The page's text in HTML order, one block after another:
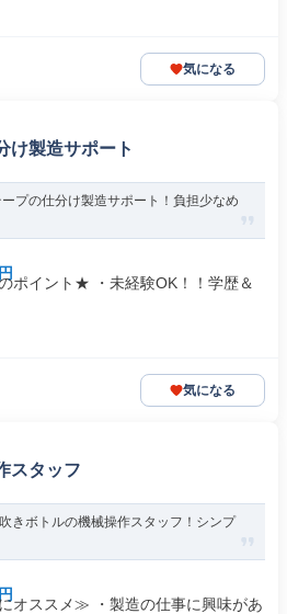
気になる
け製造サポート
ープの仕分け製造サポート！負担少なめ
ポイント★ ・未経験OK！！学歴＆
気になる
スタッフ
きボトルの機械操作スタッフ！シンプ
オススメ≫ ・製造の仕事に興味があ